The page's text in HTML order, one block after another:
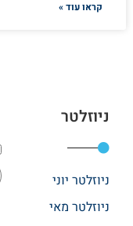
קראו עוד »
ניוזלטר
ניוזלטר יוני
ניוזלטר מאי